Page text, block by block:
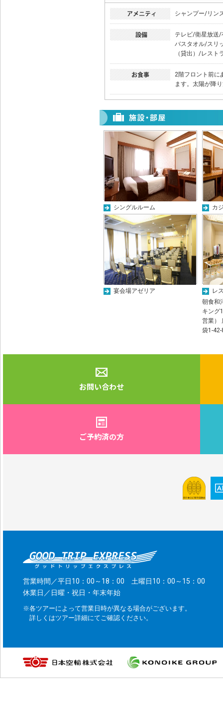
シャンプー/リン
テレビ/衛星放送
バスタオル/スリ
（貸出）/レス
2階フロント前に
ます。太陽が降
シングルルーム カ
宴会場アゼリア
レ
朝食和
キング
営業）
袋1-
お問い合わせ
ご予約済の方
営業時間／平日10：00～18：00 土曜日10：00～15：00
休業日／日曜・祝日・年末年始
※各ツアーによって営業日時が異なる場合がございます。
詳しくはツアー詳細にてご確認ください。